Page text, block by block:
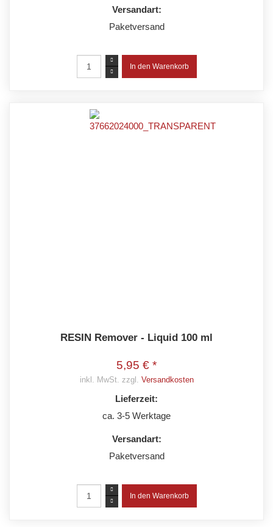
Versandart:
Paketversand
RESIN Remover - Liquid 100 ml
5,95 € *
inkl. MwSt. zzgl. Versandkosten
Lieferzeit:
ca. 3-5 Werktage
Versandart:
Paketversand